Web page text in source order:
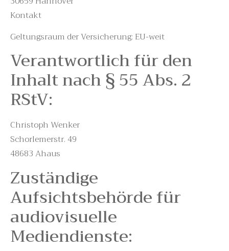
Kontakt
Geltungsraum der Versicherung: EU-weit
Verantwortlich für den
Inhalt nach § 55 Abs. 2
RStV:
Christoph Wenker
Schorlemerstr. 49
48683 Ahaus
Zuständige
Aufsichtsbehörde für
audiovisuelle
Mediendienste: